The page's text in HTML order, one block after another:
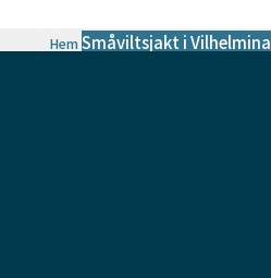
HemSmåviltsjakt i Vilhelmina